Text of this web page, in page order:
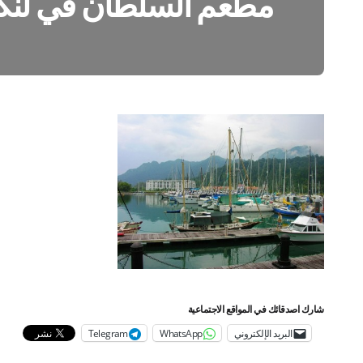
شارك اصدقائك في المواقع الاجتماعية
البريد الإلكتروني WhatsApp
Telegram